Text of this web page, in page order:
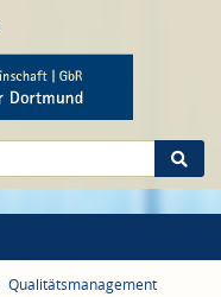
Qualitätsmanagement